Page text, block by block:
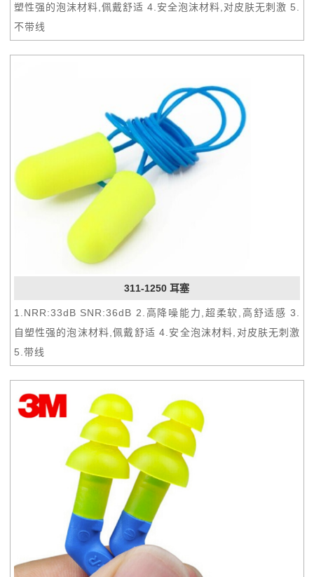
塑性强的泡沫材料,佩戴舒适 4.安全泡沫材料,对皮肤无刺激 5.
不带线
311-1250 耳塞
1.NRR:33dB SNR:36dB 2.高降噪能力,超柔软,高舒适感 3.
自塑性强的泡沫材料,佩戴舒适 4.安全泡沫材料,对皮肤无刺激
5.带线